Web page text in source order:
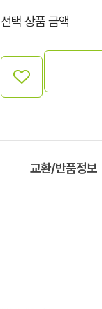
선택 상품 금액
교환/반품정보